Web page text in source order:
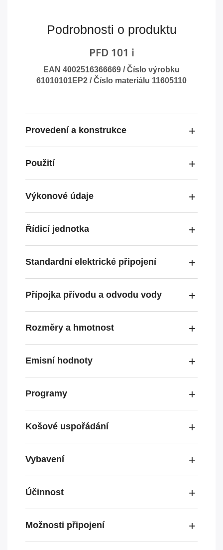
Podrobnosti o produktu
PFD 101 i
EAN 4002516366669 / Číslo výrobku
61010101EP2 / Číslo materiálu 11605110
Provedení a konstrukce
Použití
Výkonové údaje
Řídicí jednotka
Standardní elektrické připojení
Přípojka přívodu a odvodu vody
Rozměry a hmotnost
Emisní hodnoty
Programy
Košové uspořádání
Vybavení
Účinnost
Možnosti připojení